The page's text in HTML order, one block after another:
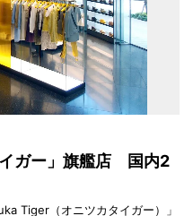
ガー」旗艦店 国内2
Tiger（オニツカタイガー）」